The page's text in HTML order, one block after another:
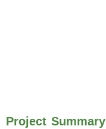
Project Summary